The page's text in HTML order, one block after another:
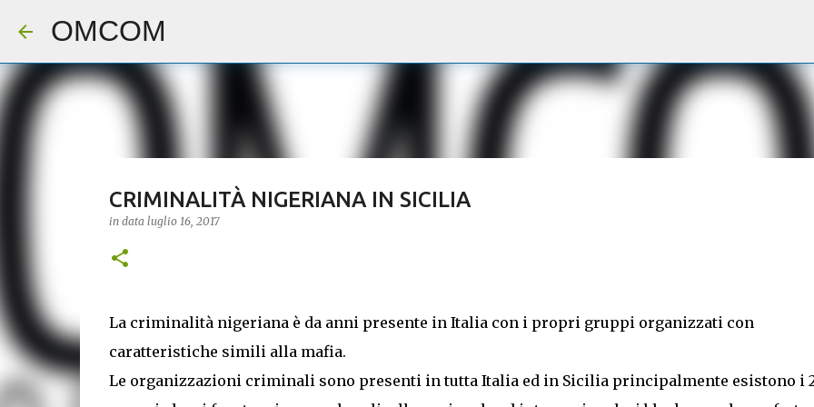
OMCOM
CRIMINALITÀ NIGERIANA IN SICILIA
in data luglio 16, 2017
La criminalità nigeriana è da anni presente in Italia con i propri gruppi organizzati con
caratteristiche simili alla mafia.
Le organizzazioni criminali sono presenti in tutta Italia ed in Sicilia principalmente esistono i